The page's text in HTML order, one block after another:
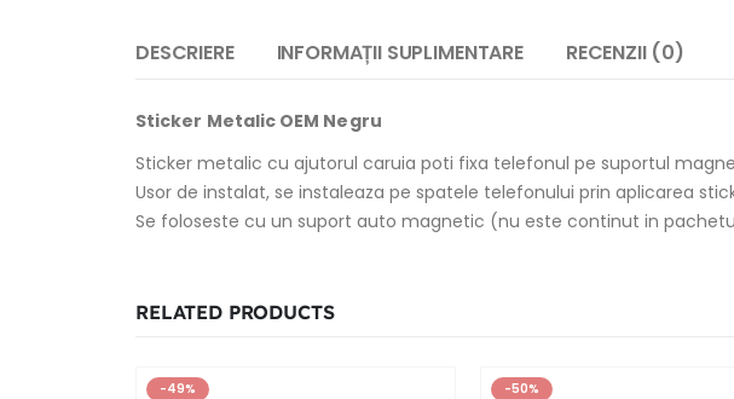
DESCRIERE INFORMAȚII SUPLIMENTARE RECENZII (0)
Sticker Metalic OEM Negru
Sticker metalic cu ajutorul caruia poti fixa telefonul pe suportul
Usor de instalat, se instaleaza pe spatele telefonului prin aplicarea
Se foloseste cu un suport auto magnetic (nu este continut in
RELATED PRODUCTS
-49% -50%